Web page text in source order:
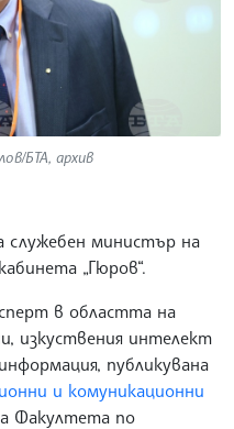
БТА, архив
служебен министър на
„Гюров“.
в областта на
изкуствения интелект
публикувана
и комуникационни
Факултета по